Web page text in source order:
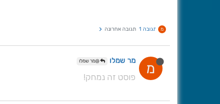
מ תגובה 1 תגובה אחרונה
מ מר שמלו @מר שמלו
פוסט זה נמחק!